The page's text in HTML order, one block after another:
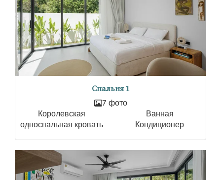
Спальня 1
7 фото
Королевская
односпальная кровать
Ванная
Кондиционер